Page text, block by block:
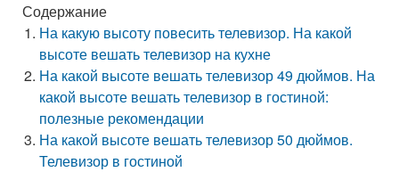
Содержание
На какую высоту повесить телевизор. На какой
высоте вешать телевизор на кухне
На какой высоте вешать телевизор 49 дюймов. На
какой высоте вешать телевизор в гостиной:
полезные рекомендации
На какой высоте вешать телевизор 50 дюймов.
Телевизор в гостиной